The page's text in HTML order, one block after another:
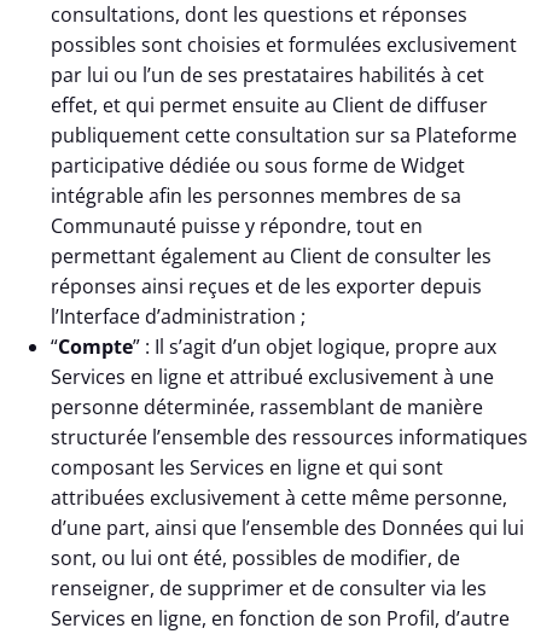
consultations, dont les questions et réponses
possibles sont choisies et formulées exclusivement
par lui ou l’un de ses prestataires habilités à cet
effet, et qui permet ensuite au Client de diffuser
publiquement cette consultation sur sa Plateforme
participative dédiée ou sous forme de Widget
intégrable afin les personnes membres de sa
Communauté puisse y répondre, tout en
permettant également au Client de consulter les
réponses ainsi reçues et de les exporter depuis
l’Interface d’administration ;
“Compte” : Il s’agit d’un objet logique, propre aux
Services en ligne et attribué exclusivement à une
personne déterminée, rassemblant de manière
structurée l’ensemble des ressources informatiques
composant les Services en ligne et qui sont
attribuées exclusivement à cette même personne,
d’une part, ainsi que l’ensemble des Données qui lui
sont, ou lui ont été, possibles de modifier, de
renseigner, de supprimer et de consulter via les
Services en ligne, en fonction de son Profil, d’autre